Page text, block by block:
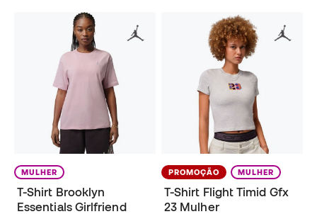
MULHER
T-Shirt Brooklyn
Essentials Girlfriend
PROMOÇÃO MULHER
T-Shirt Flight Timid Gfx
23 Mulher